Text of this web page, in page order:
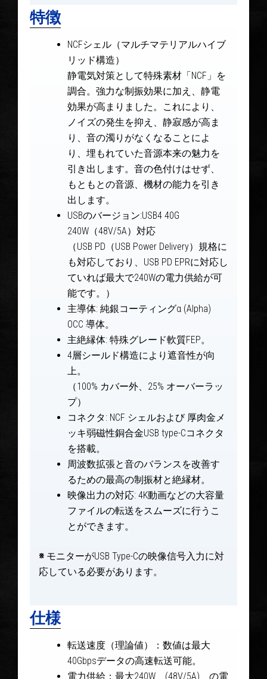
特徴
NCFシェル（マルチマテリアルハイブ
リッド構造）
静電気対策として特殊素材「NCF」を
調合。強力な制振効果に加え、静電
効果が高まりました。これにより、
ノイズの発生を抑え、静寂感が高ま
り、音の濁りがなくなることによ
り、埋もれていた音源本来の魅力を
引き出します。音の色付けはせず、
もともとの音源、機材の能力を引き
出します。
USBのバージョン:USB4 40G
240W（48V/5A）対応
（USB PD（USB Power Delivery）規格に
も対応しており、USB PD EPRに対応し
ていれば最大で240Wの電力供給が可
能です。）
主導体: 純銀コーティングα (Alpha)
OCC 導体。
主絶縁体: 特殊グレード軟質FEP。
4層シールド構造により遮音性が向
上。
（100% カバー外、25% オーバーラッ
プ）
コネクタ: NCF シェルおよび 厚肉金メ
ッキ弱磁性銅合金USB type-Cコネクタ
を搭載。
周波数拡張と音のバランスを改善す
るための最高の制振材と絶縁材。
映像出力の対応: 4K動画などの大容量
ファイルの転送をスムーズに行うこ
とができます。
※ モニターがUSB Type-Cの映像信号入力に対
応している必要があります。
仕様
転送速度（理論値）：数値は最大
40Gbpsデータの高速転送可能。
電力供給：最大240W (48V/5A) の電